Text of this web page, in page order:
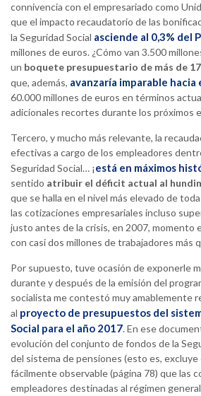
connivencia con el empresariado como
que el impacto recaudatorio de las
la Seguridad Social asciende al 0,3% del
millones de euros. ¿Cómo van 3.500
un boquete presupuestario de más de
que, además, avanzaría imparable hacia
60.000 millones de euros en términos
adicionales recortes durante los próximos
Tercero, y mucho más relevante, la
efectivas a cargo de los empleadores
Seguridad Social… ¡está en máximos
sentido atribuir el déficit actual al
que se halla en el nivel más elevado de
las cotizaciones empresariales incluso
justo antes de la crisis, en 2007, momento
con casi dos millones de trabajadores más
Por supuesto, tuve ocasión de exponerle
durante y después de la emisión del
socialista me contestó muy amablemente
al proyecto de presupuestos del
Social para el año 2017. En ese
evolución del conjunto de fondos de la
del sistema de pensiones (esto es, excluye
fácilmente observable (página 78) que las
empleadores destinadas al régimen